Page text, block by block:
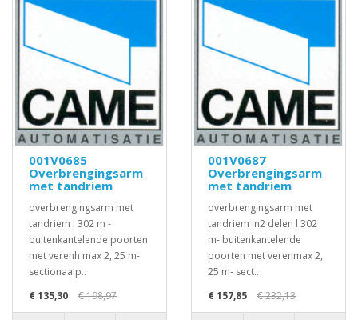
001V0685
Overbrengingsarm
met tandriem
overbrengingsarm met
tandriem l 302 m -
buitenkantelende poorten
met verenh max 2, 25 m-
sectionaalp..
€ 135,30
€ 198,97
001V0687
Overbrengingsarm
met tandriem
overbrengingsarm met
tandriem in2 delen l 302
m- buitenkantelende
poorten met verenmax 2,
25 m- sect..
€ 157,85
€ 232,13